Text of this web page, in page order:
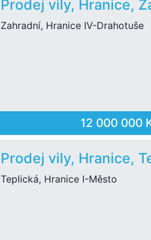
Prodej vily, Hranice,
Zahradní, Hranice IV-Drahotuše
12 000 000
Prodej vily, Hranice,
Teplická, Hranice I-Město